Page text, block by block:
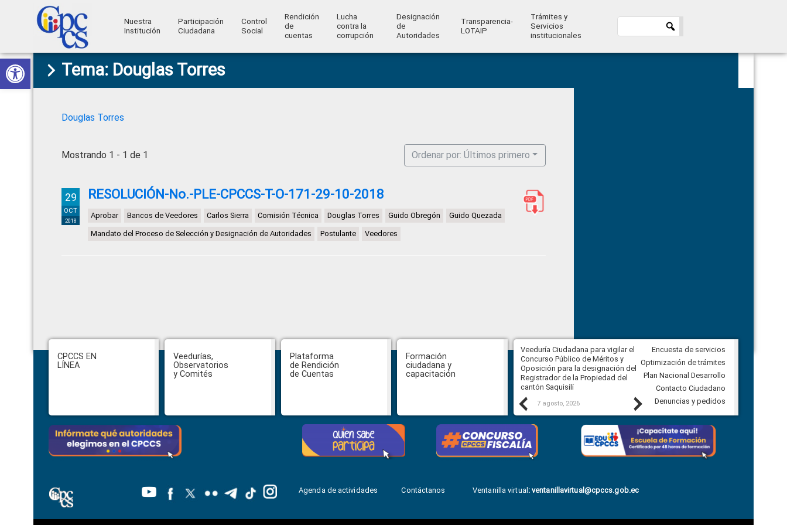
Abrir barra de herramientas
Skip
to
primary
Skip
to
main
Skip
to
primary
Skip
to
footer
Consejo
de
Ciudadana
Control
Construyendo
Poder
Ciudadano
Nuestra
Institución
Participación
Ciudadana
Control
Social
Rendición
de
cuentas
Lucha
contra la
corrupción
Designación
de
Autoridades
Transparencia-
LOTAIP
Trámites y
Servicios
institucionales
Tema: Douglas Torres
Douglas Torres
Mostrando 1 - 1 de 1 Ordenar por: Últimos primero
29
OCT
2018
RESOLUCIÓN-No.-PLE-CPCCS-T-O-171-29-10-2018
Aprobar Bancos de Veedores Carlos Sierra Comisión Técnica Douglas Torres Guido Obregón Guido Quezada
Mandato del Proceso de Selección y Designación de Autoridades Postulante Veedores
Footer
CPCCS EN
LÍNEA
Veedurías,
Observatorios
y Comités
Plataforma
de Rendición
de Cuentas
Formación
ciudadana y
capacitación
Previous
CPCCS aprueba convocatoria a
Veeduría para designación de la
autoridad de la SOT
Veeduría Ciudadana para vigilar el
Concurso Público de Méritos y
Oposición para la designación del
Registrador de la Propiedad del
cantón Saquisilí
7 agosto, 2026
Veeduría Ciudadana para vigilar la
construcción del asfaltado de
Ballenita del cantón Santa Elena
7 agosto, 2026
Next
Encuesta de servicios
Optimización de trámites
Plan Nacional Desarrollo
Contacto Ciudadano
Denuncias y pedidos
Agenda de actividades Contáctanos Ventanilla virtual:ventanillavirtual@cpccs.gob.ec